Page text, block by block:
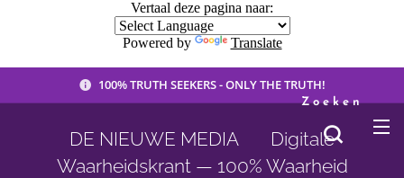
Vertaal deze pagina naar:
Powered by Translate
100% TRUTH SEEKERS - ONLY THE TRUTH!
DE NIEUWE MEDIA 🟣 Digitale
Waarheidskrant — 100% Waarheid
Zoeken